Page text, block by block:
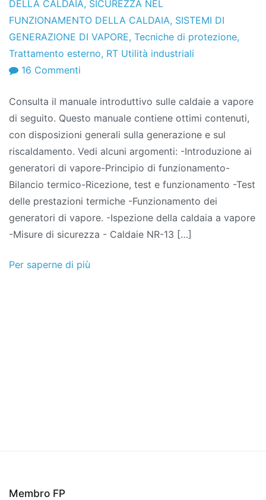
DELLA CALDAIA, SICUREZZA NEL
FUNZIONAMENTO DELLA CALDAIA, SISTEMI DI
GENERAZIONE DI VAPORE, Tecniche di protezione,
Trattamento esterno, RT Utilità industriali
16 Commenti
della
caldaia
–
Disposizioni
generali
Consulta il manuale introduttivo sulle caldaie a vapore
di seguito. Questo manuale contiene ottimi contenuti,
con disposizioni generali sulla generazione e sul
riscaldamento. Vedi alcuni argomenti: -Introduzione ai
generatori di vapore-Principio di funzionamento-
Bilancio termico-Ricezione, test e funzionamento -Test
delle prestazioni termiche -Funzionamento dei
generatori di vapore. -Ispezione della caldaia a vapore
-Misure di sicurezza - Caldaie NR-13 […]
Per saperne di più
Membro FP